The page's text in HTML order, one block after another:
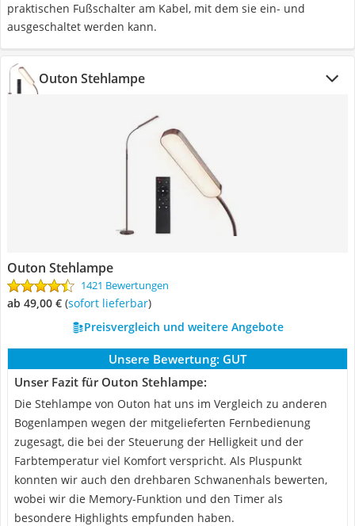
praktischen Fußschalter am Kabel, mit dem sie ein- und
ausgeschaltet werden kann.
Outon Stehlampe
Outon Stehlampe
1421 Bewertungen
ab 49,00 € ( Sofort lieferbar)
Preisvergleich und weitere Angebote
Unsere Bewertung: GUT
Unser Fazit für Outon Stehlampe:
Die Stehlampe von Outon hat uns im Vergleich zu anderen
Bogenlampen wegen der mitgelieferten Fernbedienung
zugesagt, die bei der Steuerung der Helligkeit und der
Farbtemperatur viel Komfort verspricht. Als Pluspunkt
konnten wir auch den drehbaren Schwanenhals bewerten,
wobei wir die Memory-Funktion und den Timer als
besondere Highlights empfunden haben.